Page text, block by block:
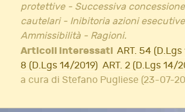
protettive - Successiva
cautelari - Inibitoria azioni
Ammissibilità - Ragioni.
Articoli interessati ART. 54 (D.Lgs
8 (D.Lgs 14/2019) ART. 2 (D.Lgs 14/
a cura di Stefano Pugliese (23-07-